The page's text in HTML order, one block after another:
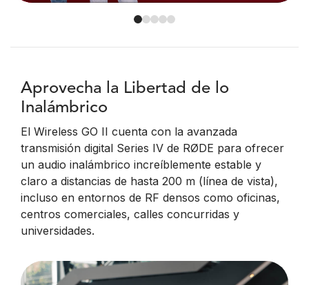
Aprovecha la Libertad de lo
Inalámbrico
El Wireless GO II cuenta con la avanzada
transmisión digital Series IV de RØDE para ofrecer
un audio inalámbrico increíblemente estable y
claro a distancias de hasta 200 m (línea de vista),
incluso en entornos de RF densos como oficinas,
centros comerciales, calles concurridas y
universidades.